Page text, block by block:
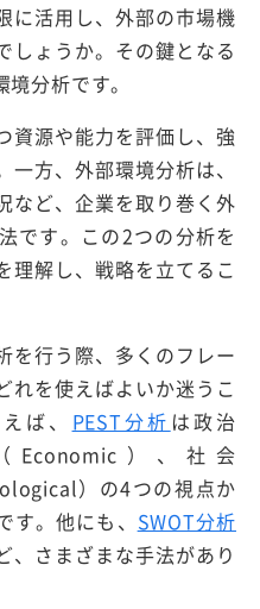
に活用し、外部の市場機
しょうか。その鍵となる
分析です。
資源や能力を評価し、強
方、外部環境分析は、
など、企業を取り巻く外
です。この2つの分析を
理解し、戦略を立てるこ
を行う際、多くのフレー
れを使えばよいか迷うこ
ば、 PEST分析 は政治
Economic）、社会
）の4つの視点か
。他にも、 SWOT分析
、さまざまな手法があり